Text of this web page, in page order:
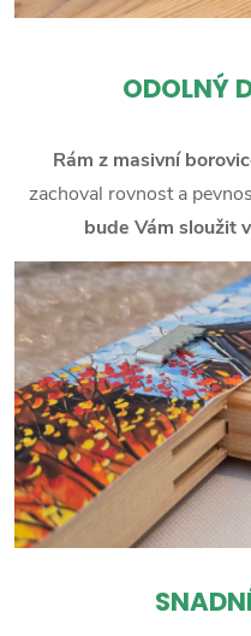
ODOLNÝ
Rám z masivní
zachoval rovnost a
bude Vám sloužit